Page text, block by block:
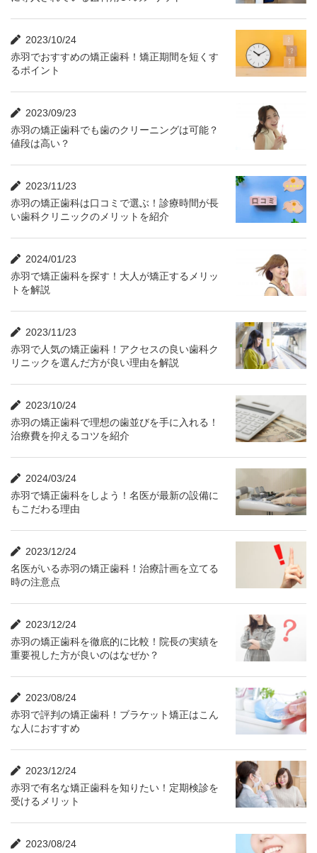
2023/10/24
赤羽でおすすめの矯正歯科！矯正期間を短くす
るポイント
2023/09/23
赤羽の矯正歯科でも歯のクリーニングは可能？
値段は高い？
2023/11/23
赤羽の矯正歯科は口コミで選ぶ！診療時間が長
い歯科クリニックのメリットを紹介
2024/01/23
赤羽で矯正歯科を探す！大人が矯正するメリッ
トを解説
2023/11/23
赤羽で人気の矯正歯科！アクセスの良い歯科ク
リニックを選んだ方が良い理由を解説
2023/10/24
赤羽の矯正歯科で理想の歯並びを手に入れる！
治療費を抑えるコツを紹介
2024/03/24
赤羽で矯正歯科をしよう！名医が最新の設備に
もこだわる理由
2023/12/24
名医がいる赤羽の矯正歯科！治療計画を立てる
時の注意点
2023/12/24
赤羽の矯正歯科を徹底的に比較！院長の実績を
重要視した方が良いのはなぜか？
2023/08/24
赤羽で評判の矯正歯科！ブラケット矯正はこん
な人におすすめ
2023/12/24
赤羽で有名な矯正歯科を知りたい！定期検診を
受けるメリット
2023/08/24